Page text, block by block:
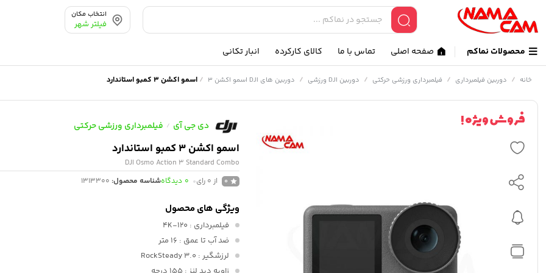
انتخاب مکان
فیلتر شهر
محصولات نماکم صفحه اصلی تماس با ما کالای کارکرده انبار تکانی
خانه / دوربین فیلمبرداری / فیلمبرداری ورزشی حرکتی / دوربین DJI ورزشی / دوربین های DJI اسمو اکشن 3 /اسمو اکشن 3 کمبو استاندارد
فروش ویژه ! دی جی آی / فیلمبرداری ورزشی حرکتی
اسمو اکشن 3 کمبو استاندارد
DJI Osmo Action 3 Standard Combo
0 از 0 رای 0 دیدگاهشناسه محصول: 1313300
ویژگی های محصول
فیلمبرداری : 4K-120
ضد آب تا عمق : 16 متر
لرزشگیر : RockSteady 3.0